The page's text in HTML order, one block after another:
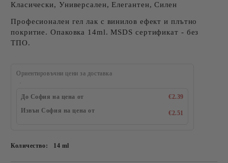
Класически, Универсален, Елегантен, Силен
Професионален гел лак с винилов ефект и плътно
покритие. Опаковка 14ml. MSDS сертификат - без
ТПО.
Ориентировъчни цени за доставка
До София на цена от
€2.39
Извън София на цена от
€2.51
Количество: 14 ml